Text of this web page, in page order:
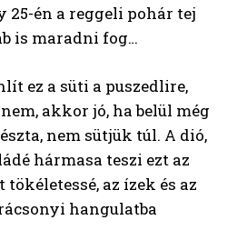
25-én a reggeli pohár tej
is maradni fog…
ez a süti a puszedlire,
akkor jó, ha belül még
nem sütjük túl. A dió,
hármasa teszi ezt az
az ízek és az
hangulatba